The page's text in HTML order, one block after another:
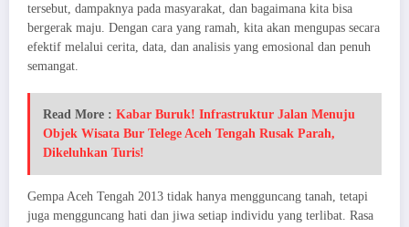
tersebut, dampaknya pada masyarakat, dan bagaimana kita bisa
bergerak maju. Dengan cara yang ramah, kita akan mengupas secara
efektif melalui cerita, data, dan analisis yang emosional dan penuh
semangat.
Read More : Kabar Buruk! Infrastruktur Jalan Menuju
Objek Wisata Bur Telege Aceh Tengah Rusak Parah,
Dikeluhkan Turis!
Gempa Aceh Tengah 2013 tidak hanya mengguncang tanah, tetapi
juga mengguncang hati dan jiwa setiap individu yang terlibat. Rasa